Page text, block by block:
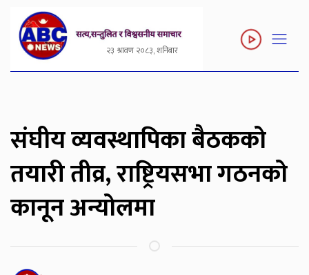
२३ श्रावण २०८३, शनिबार
संघीय व्यवस्थापिका बैठकको
तयारी तीव्र, राष्ट्रियसभा गठनको
कानून अन्योलमा